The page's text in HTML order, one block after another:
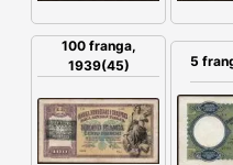
100 franga,
1939(45)
5